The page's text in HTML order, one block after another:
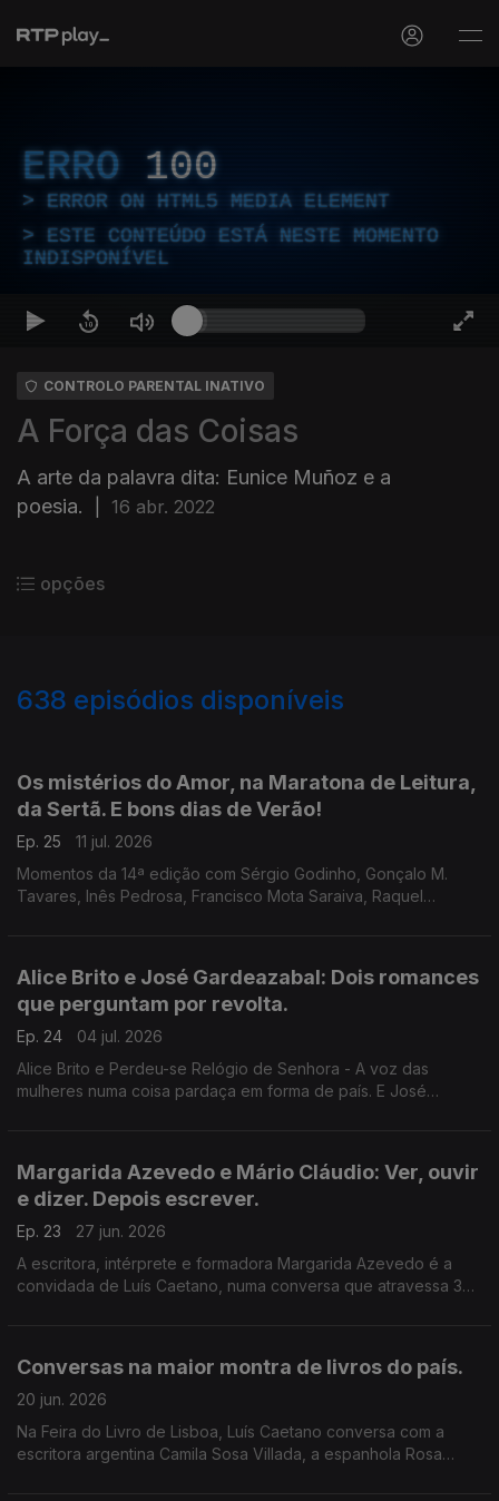
ERRO 100
ERROR ON HTML5 MEDIA ELEMENT
ESTE CONTEÚDO ESTÁ NESTE MOMENTO
INDISPONÍVEL
CONTROLO PARENTAL INATIVO
A Força das Coisas
A arte da palavra dita: Eunice Muñoz e a
poesia.
16 abr. 2022
opções
638 episódios disponíveis
Os mistérios do Amor, na Maratona de Leitura,
da Sertã. E bons dias de Verão!
Ep. 25
11 jul. 2026
Momentos da 14ª edição com Sérgio Godinho, Gonçalo M.
Tavares, Inês Pedrosa, Francisco Mota Saraiva, Raquel
Alice Brito e José Gardeazabal: Dois romances
que perguntam por revolta.
Ep. 24
04 jul. 2026
Alice Brito e Perdeu-se Relógio de Senhora - A voz das
mulheres numa coisa pardaça em forma de país. E José
Margarida Azevedo e Mário Cláudio: Ver, ouvir
e dizer. Depois escrever.
Ep. 23
27 jun. 2026
A escritora, intérprete e formadora Margarida Azevedo é a
convidada de Luís Caetano, numa conversa que atravessa 3
Conversas na maior montra de livros do país.
20 jun. 2026
Na Feira do Livro de Lisboa, Luís Caetano conversa com a
escritora argentina Camila Sosa Villada, a espanhola Rosa